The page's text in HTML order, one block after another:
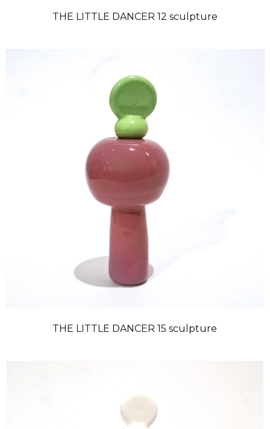
THE LITTLE DANCER 12 sculpture
THE LITTLE DANCER 15 sculpture